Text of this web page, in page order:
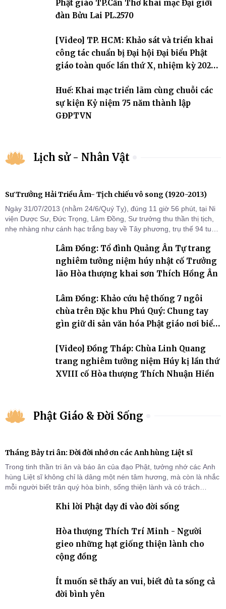
thứ I, thể hiện sự quan tâm đối với công tác truyền giới, đào tạo
Tăng tài và tiếp nối mạng mạch Tăng-g
Phật giáo TP.Cần Thơ khai mạc Đại giới
đàn Bửu Lai PL.2570
[Video] TP. HCM: Khảo sát và triển khai
công tác chuẩn bị Đại hội Đại biểu Phật
giáo toàn quốc lần thứ X, nhiệm kỳ 2026-
Huế: Khai mạc triển lãm cùng chuỗi các
sự kiện Kỷ niệm 75 năm thành lập
GĐPTVN
Lịch sử - Nhân Vật
Sư Trưởng Hải Triều Âm- Tịch chiếu vô song (1920-2013)
Ngày 31/07/2013 (nhằm 24/6/Quý Tỵ), đúng 11 giờ 56 phút, tại Ni
viện Dược Sư, Đức Trọng, Lâm Đồng, Sư trưởng thu thần thị tịch,
nhẹ nhàng như cánh hạc trắng bay về Tây phương, trụ thế 94 tuổi
Lâm Đồng: Tổ đình Quảng Ân Tự trang
nghiêm tưởng niệm húy nhật cố Trưởng
lão Hòa thượng khai sơn Thích Hồng Ân
Lâm Đồng: Khảo cứu hệ thống 7 ngôi
chùa trên Đặc khu Phú Quý: Chung tay
gìn giữ di sản văn hóa Phật giáo nơi biển
[Video] Đồng Tháp: Chùa Linh Quang
trang nghiêm tưởng niệm Húy kị lần thứ
XVIII cố Hòa thượng Thích Nhuận Hiền
Phật Giáo & Đời Sống
Tháng Bảy tri ân: Đời đời nhớ ơn các Anh hùng Liệt sĩ
Trong tinh thần tri ân và báo ân của đạo Phật, tưởng nhớ các Anh
hùng Liệt sĩ không chỉ là dâng một nén tâm hương, mà còn là nhắc
mỗi người biết trân quý hòa bình, sống thiện lành và có trách
Khi lời Phật dạy đi vào đời sống
Hòa thượng Thích Trí Minh - Người
gieo những hạt giống thiện lành cho
cộng đồng
Ít muốn sẽ thấy an vui, biết đủ ta sống cả
đời bình yên